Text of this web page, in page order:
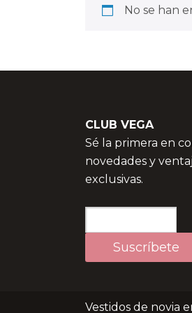
No se han
CLUB VEGA
Sé la primera en
novedades y
exclusivas.
Vestidos de novia